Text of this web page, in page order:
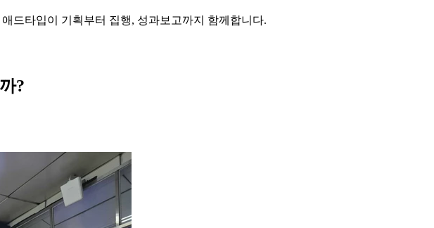
드타입이 기획부터 집행, 성과보고까지 함께합니다.
?